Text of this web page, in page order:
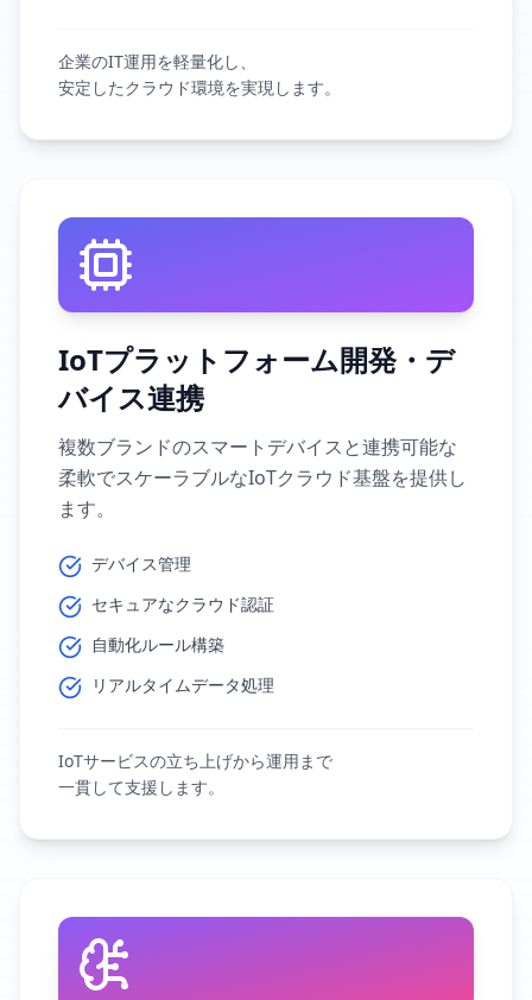
企業のIT運用を軽量化し、
安定したクラウド環境を実現します。
IoTプラットフォーム開発・デ
バイス連携
複数ブランドのスマートデバイスと連携可能な
柔軟でスケーラブルなIoTクラウド基盤を提供し
ます。
デバイス管理
セキュアなクラウド認証
自動化ルール構築
リアルタイムデータ処理
IoTサービスの立ち上げから運用まで
一貫して支援します。